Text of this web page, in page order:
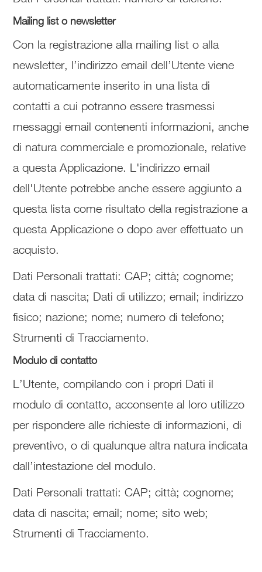
Mailing list o newsletter
Con la registrazione alla mailing list o alla
newsletter, l’indirizzo email dell’Utente viene
automaticamente inserito in una lista di
contatti a cui potranno essere trasmessi
messaggi email contenenti informazioni, anche
di natura commerciale e promozionale, relative
a questa Applicazione. L'indirizzo email
dell'Utente potrebbe anche essere aggiunto a
questa lista come risultato della registrazione a
questa Applicazione o dopo aver effettuato un
acquisto.
Dati Personali trattati: CAP; città; cognome;
data di nascita; Dati di utilizzo; email; indirizzo
fisico; nazione; nome; numero di telefono;
Strumenti di Tracciamento.
Modulo di contatto
L’Utente, compilando con i propri Dati il
modulo di contatto, acconsente al loro utilizzo
per rispondere alle richieste di informazioni, di
preventivo, o di qualunque altra natura indicata
dall’intestazione del modulo.
Dati Personali trattati: CAP; città; cognome;
data di nascita; email; nome; sito web;
Strumenti di Tracciamento.